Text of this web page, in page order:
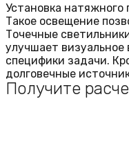
Установка натяжного
Такое освещение
Точечные
улучшает
специфики задачи.
долговечные
Получите